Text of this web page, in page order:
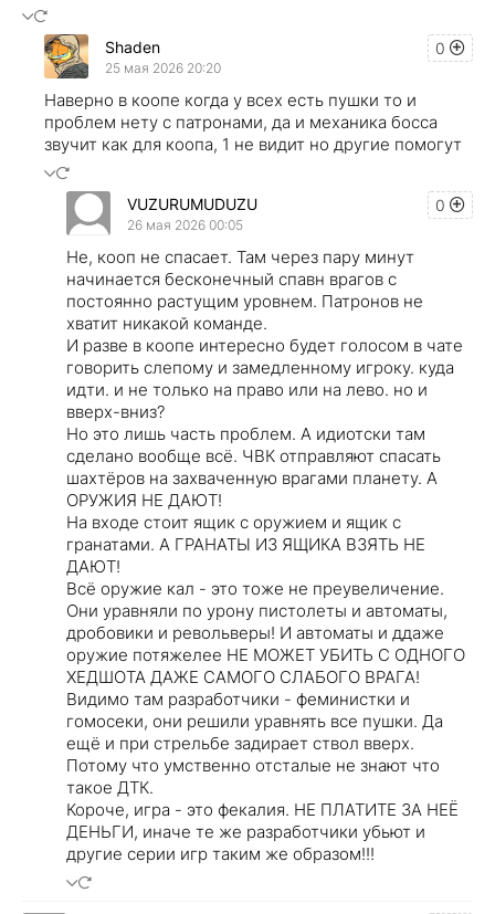
0
Shaden
25 мая 2026 20:20
Наверно в коопе когда у всех есть пушки то и
проблем нету с патронами, да и механика босса
звучит как для коопа, 1 не видит но другие помогут
0
VUZURUMUDUZU
26 мая 2026 00:05
Не, кооп не спасает. Там через пару минут
начинается бесконечный спавн врагов с
постоянно растущим уровнем. Патронов не
хватит никакой команде.
И разве в коопе интересно будет голосом в чате
говорить слепому и замедленному игроку. куда
идти. и не только на право или на лево. но и
вверх-вниз?
Но это лишь часть проблем. А идиотски там
сделано вообще всё. ЧВК отправляют спасать
шахтёров на захваченную врагами планету. А
ОРУЖИЯ НЕ ДАЮТ!
На входе стоит ящик с оружием и ящик с
гранатами. А ГРАНАТЫ ИЗ ЯЩИКА ВЗЯТЬ НЕ
ДАЮТ!
Всё оружие кал - это тоже не преувеличение.
Они уравняли по урону пистолеты и автоматы,
дробовики и револьверы! И автоматы и ддаже
оружие потяжелее НЕ МОЖЕТ УБИТЬ С ОДНОГО
ХЕДШОТА ДАЖЕ САМОГО СЛАБОГО ВРАГА!
Видимо там разработчики - феминистки и
гомосеки, они решили уравнять все пушки. Да
ещё и при стрельбе задирает ствол вверх.
Потому что умственно отсталые не знают что
такое ДТК.
Короче, игра - это фекалия. НЕ ПЛАТИТЕ ЗА НЕЁ
ДЕНЬГИ, иначе те же разработчики убьют и
другие серии игр таким же образом!!!